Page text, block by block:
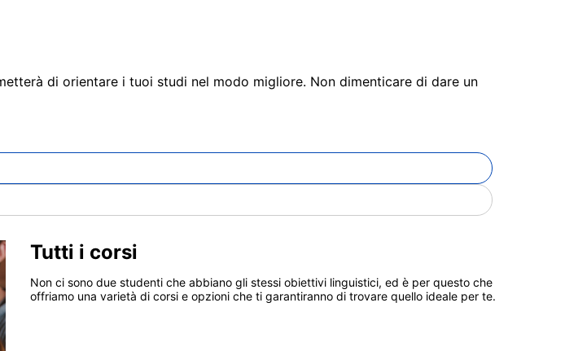
di orientare i tuoi studi nel modo migliore. Non dimenticare di dare un
Tutti i corsi
Non ci sono due studenti che abbiano gli stessi obiettivi linguistici, ed è per questo che
offriamo una varietà di corsi e opzioni che ti garantiranno di trovare quello ideale per te.